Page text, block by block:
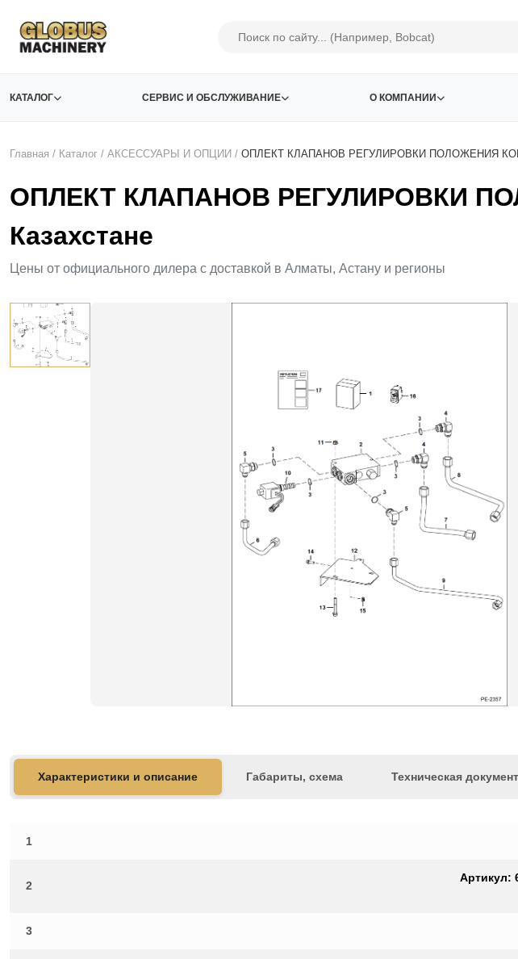
КАТАЛОГ СЕРВИС И ОБСЛУЖИВАНИЕ О КОМПАНИИ
Главная / Каталог / АКСЕСCУАРЫ И ОПЦИИ / ОПЛЕКТ КЛАПАНОВ РЕГУЛИРОВКИ ПОЛОЖЕНИЯ
ОПЛЕКТ КЛАПАНОВ РЕГУЛИРОВКИ
Казахстане
Цены от официального дилера с доставкой в Алматы, Астану и регионы
Характеристики и описание Габариты, схема Техническая
1
2
Артикул:
3